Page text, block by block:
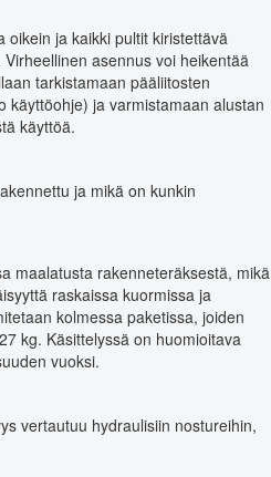
oikein ja kaikki pultit kiristettävä
asennus voi heikentää
tarkistamaan pääliitosten
käyttöohje) ja varmistamaan alustan
käyttöä.
ja mikä on kunkin
maalatusta rakenneteräksestä, mikä
raskaissa kuormissa ja
kolmessa paketissa, joiden
kg. Käsittelyssä on huomioitava
vuoksi.
vertautuu hydraulisiin nostureihin,